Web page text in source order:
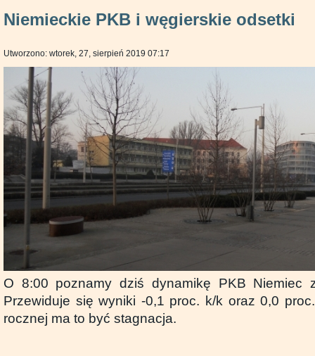
Niemieckie PKB i węgierskie odsetki
Utworzono: wtorek, 27, sierpień 2019 07:17
O 8:00 poznamy dziś dynamikę PKB Niemiec
Przewiduje się wyniki -0,1 proc. k/k oraz 0,0
rocznej ma to być stagnacja.